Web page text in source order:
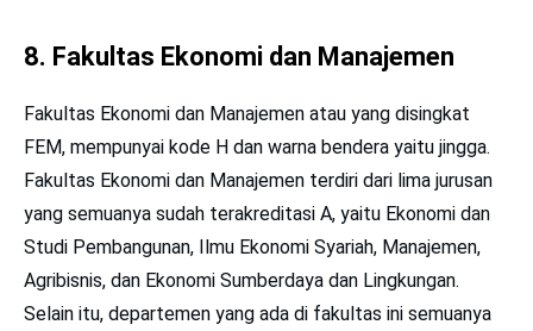
8. Fakultas Ekonomi dan Manajemen
Fakultas Ekonomi dan Manajemen atau yang disingkat
FEM, mempunyai kode H dan warna bendera yaitu jingga.
Fakultas Ekonomi dan Manajemen terdiri dari lima jurusan
yang semuanya sudah terakreditasi A, yaitu Ekonomi dan
Studi Pembangunan, Ilmu Ekonomi Syariah, Manajemen,
Agribisnis, dan Ekonomi Sumberdaya dan Lingkungan.
Selain itu, departemen yang ada di fakultas ini semuanya